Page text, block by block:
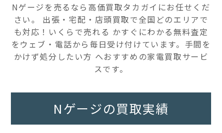
Nゲージを売るなら高価買取タカガイにお任せくだ
さい。 出張・宅配・店頭買取で全国どのエリアで
も対応！いくらで売れる かすぐにわかる無料査定
をウェブ・電話から毎日受け付けています。手間を
かけず処分したい方 へおすすめの家電買取サービ
スです。
Nゲージの買取実績